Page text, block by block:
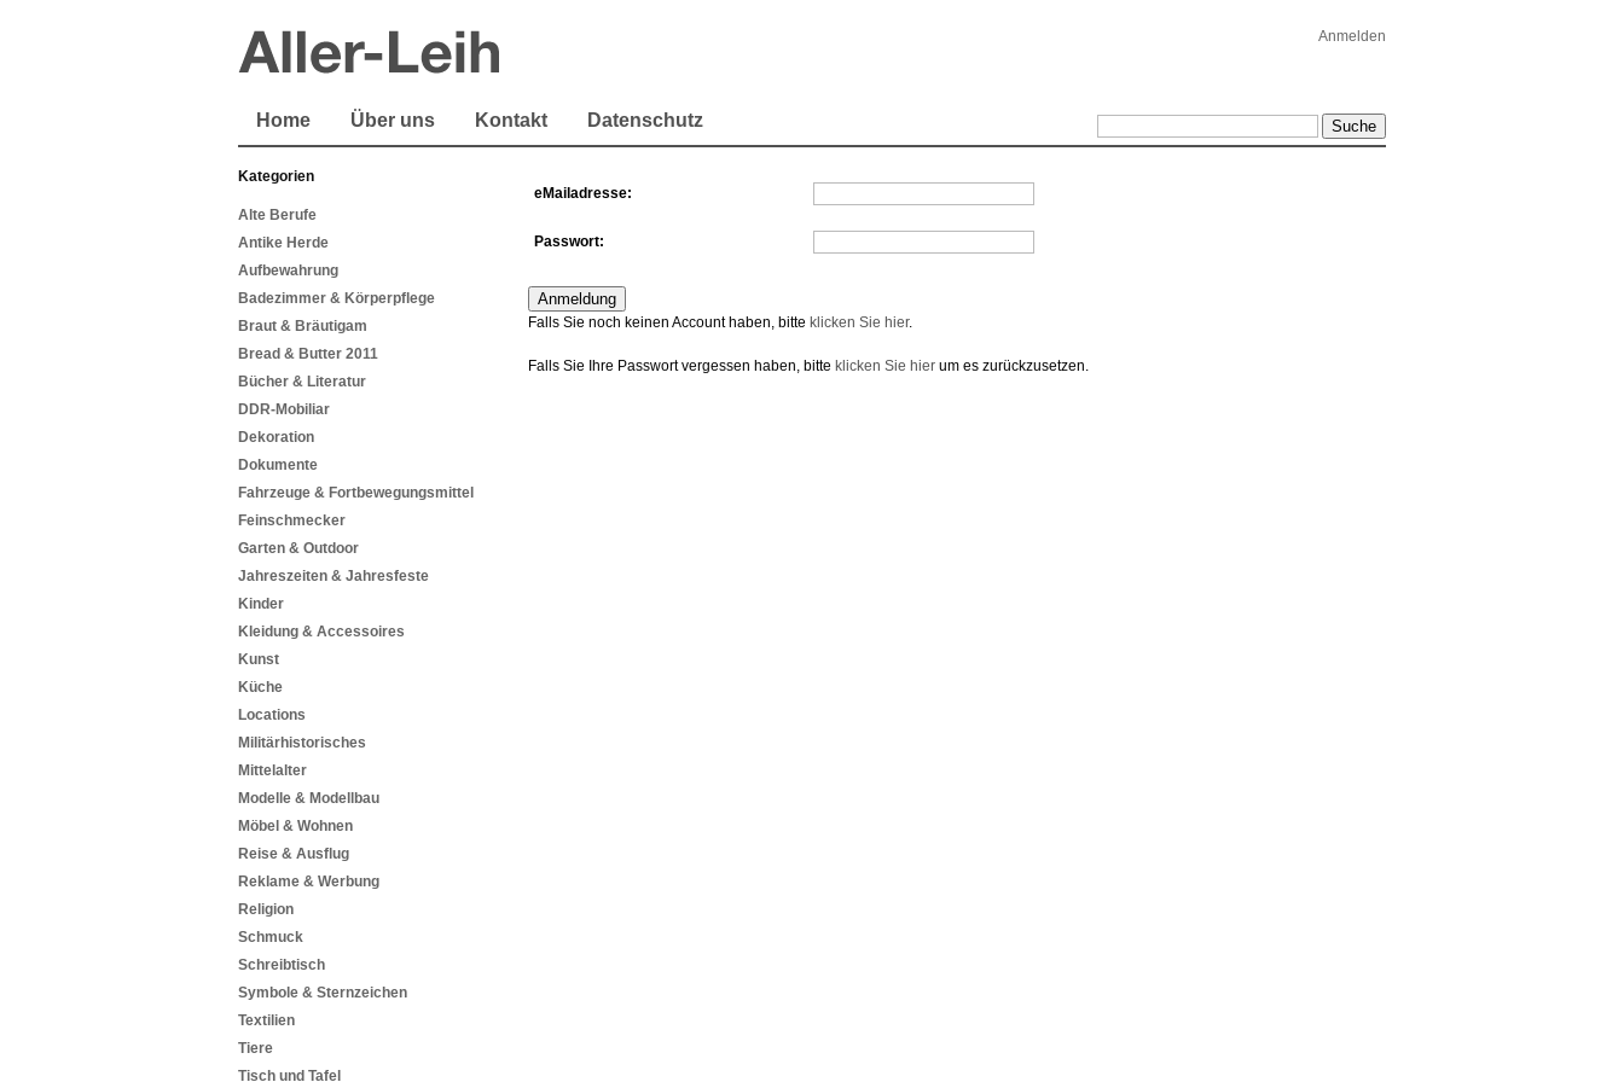
Anmelden
Home Über uns Kontakt Datenschutz
Kategorien
Alte Berufe
Antike Herde
Aufbewahrung
Badezimmer & Körperpflege
Braut & Bräutigam
Bread & Butter 2011
Bücher & Literatur
DDR-Mobiliar
Dekoration
Dokumente
Fahrzeuge & Fortbewegungsmittel
Feinschmecker
Garten & Outdoor
Jahreszeiten & Jahresfeste
Kinder
Kleidung & Accessoires
Kunst
Küche
Locations
Militärhistorisches
Mittelalter
Modelle & Modellbau
Möbel & Wohnen
Reise & Ausflug
Reklame & Werbung
Religion
Schmuck
Schreibtisch
Symbole & Sternzeichen
Textilien
Tiere
Tisch und Tafel
eMailadresse:
Passwort:
Falls Sie noch keinen Account haben, bitte klicken Sie hier.
Falls Sie Ihre Passwort vergessen haben, bitte klicken Sie hier um es zurückzusetzen.